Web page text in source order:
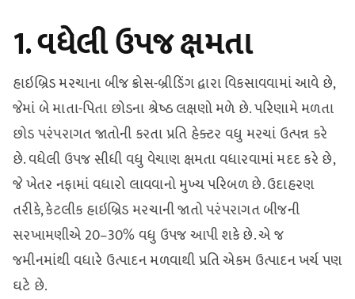
1. વધેલી ઉપજ ક્ષમતા
હાઇબ્રિડ મરચાના બીજ ક્રોસ-બ્રીડિંગ દ્વારા વિકસાવવામાં આવે છે,
જેમાં બે માતા-પિતા છોડના શ્રેષ્ઠ લક્ષણો મળે છે. પરિણામે મળતા
છોડ પરંપરાગત જાતોની કરતા પ્રતિ હેક્ટર વધુ મરચાં ઉત્પન્ન કરે
છે. વધેલી ઉપજ સીધી વધુ વેચાણ ક્ષમતા વધારવામાં મદદ કરે છે,
જે ખેતર નફામાં વધારો લાવવાનો મુખ્ય પરિબળ છે. ઉદાહરણ
તરીકે, કેટલીક હાઇબ્રિડ મરચાની જાતો પરંપરાગત બીજની
સરખામણીએ 20–30% વધુ ઉપજ આપી શકે છે. એ જ
જમીનમાંથી વધારે ઉત્પાદન મળવાથી પ્રતિ એકમ ઉત્પાદન ખર્ચ પણ
ઘટે છે.